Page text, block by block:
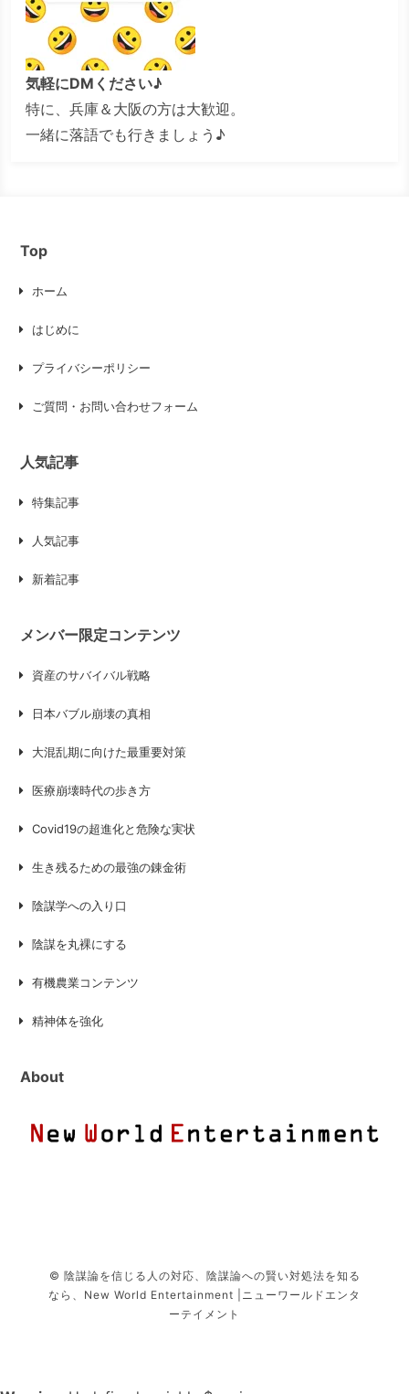
気軽にDMください♪
特に、兵庫＆大阪の方は大歓迎。
一緒に落語でも行きましょう♪
Top
ホーム
はじめに
プライバシーポリシー
ご質問・お問い合わせフォーム
人気記事
特集記事
人気記事
新着記事
メンバー限定コンテンツ
資産のサバイバル戦略
日本バブル崩壊の真相
大混乱期に向けた最重要対策
医療崩壊時代の歩き方
Covid19の超進化と危険な実状
生き残るための最強の錬金術
陰謀学への入り口
陰謀を丸裸にする
有機農業コンテンツ
精神体を強化
About
© 陰謀論を信じる人の対応、陰謀論への賢い対処法を知る
なら、New World Entertainment |ニューワールドエンタ
ーテイメント